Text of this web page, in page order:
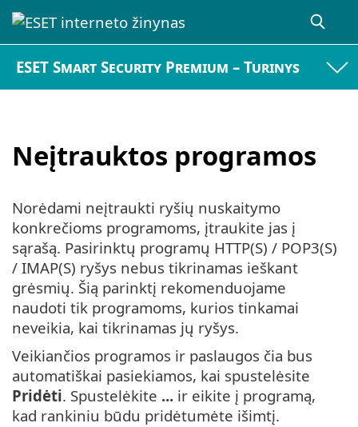
ESET Smart Security Premium – Turinys
Neįtrauktos programos
Norėdami neįtraukti ryšių nuskaitymo
konkrečioms programoms, įtraukite jas į
sąrašą. Pasirinktų programų HTTP(S) / POP3(S)
/ IMAP(S) ryšys nebus tikrinamas ieškant
grėsmių. Šią parinktį rekomenduojame
naudoti tik programoms, kurios tinkamai
neveikia, kai tikrinamas jų ryšys.
Veikiančios programos ir paslaugos čia bus
automatiškai pasiekiamos, kai spustelėsite
Pridėti. Spustelėkite ... ir eikite į programą,
kad rankiniu būdu pridėtumėte išimtį.